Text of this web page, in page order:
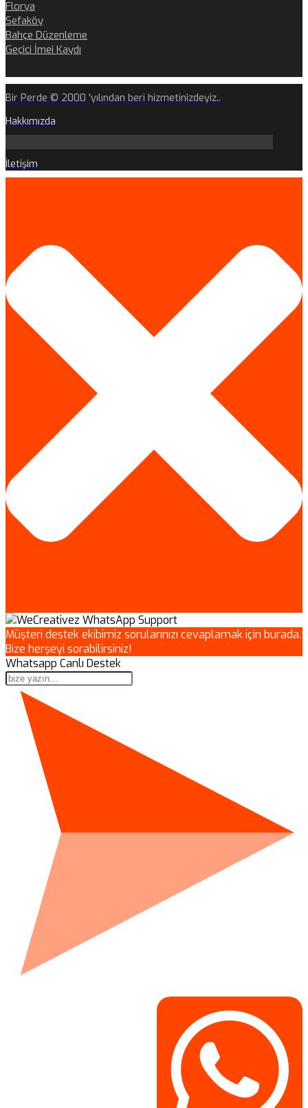
Florya
Sefaköy
Bahçe Düzenleme
Geçici İmei Kaydı
Bir Perde © 2000 'yılından beri hizmetinizdeyiz..
Hakkımızda
İletişim
Müşteri destek ekibimiz sorularınızı cevaplamak için burada.
Bize herşeyi sorabilirsiniz!
Whatsapp Canlı Destek